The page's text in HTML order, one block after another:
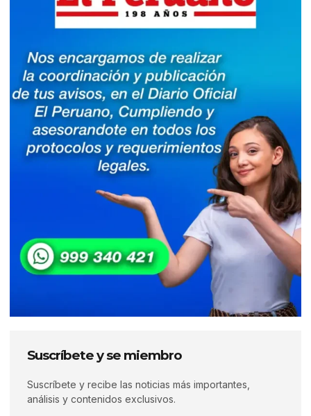
Suscríbete y se miembro
Suscríbete y recibe las noticias más importantes,
análisis y contenidos exclusivos.